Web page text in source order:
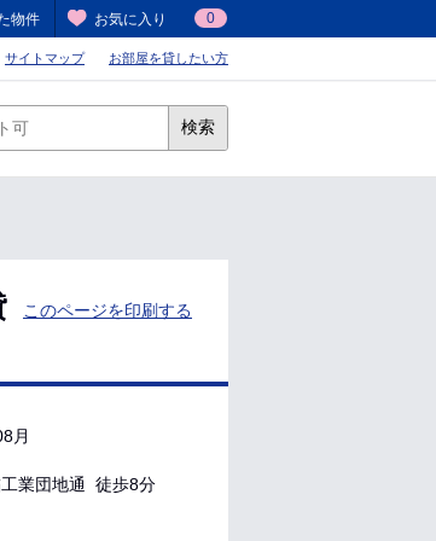
物件 お気に入り 0
サイトマップ お部屋を貸したい方
検索
このページを印刷する
月
業団地通 徒歩8分